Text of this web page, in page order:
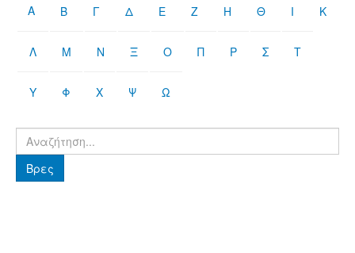
Α Β Γ Δ Ε Ζ Η Θ Ι Κ
Λ Μ Ν Ξ Ο Π Ρ Σ Τ
Υ Φ Χ Ψ Ω
Βρες
Βρες